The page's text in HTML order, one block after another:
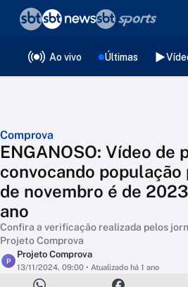
Ao vivo Últimas
Comprova
ENGANOSO: Vídeo de
convocando população
de novembro é de
ano
Confira a verificação realizada pelos
Projeto Comprova
P
Projeto Comprova
13/11/2024, 09:00 • Atualizado há 1 ano
❮voltar
Editorias